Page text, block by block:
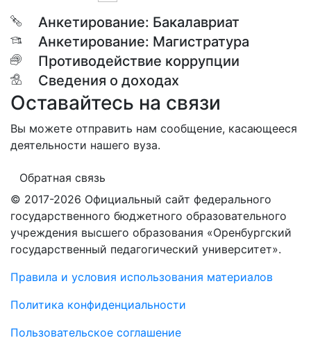
Анкетирование: Бакалавриат
Анкетирование: Магистратура
Противодействие коррупции
Сведения о доходах
Оставайтесь на связи
Вы можете отправить нам сообщение, касающееся
деятельности нашего вуза.
Обратная связь
© 2017-2026 Официальный сайт федерального
государственного бюджетного образовательного
учреждения высшего образования «Оренбургский
государственный педагогический университет».
Правила и условия использования материалов
Политика конфиденциальности
Пользовательское соглашение